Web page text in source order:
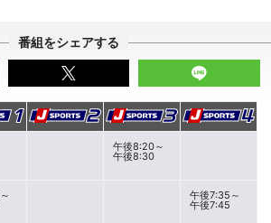
番組をシェアする
午後8:20～
午後8:30
午後7:35～
午後7:45